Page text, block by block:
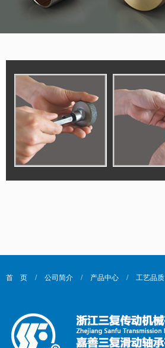
首 页 / 公司简介 / 产品中心 / 工艺品质